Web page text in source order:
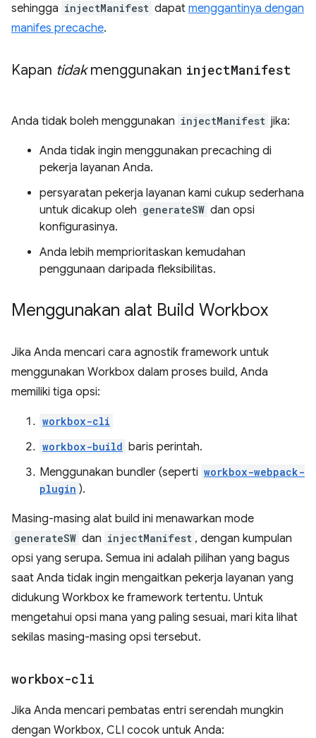
sehingga injectManifest dapat menggantinya dengan
manifes precache.
Kapan tidakmenggunakan injectManifest
Anda tidak boleh menggunakan injectManifest jika:
Anda tidak ingin menggunakan precaching di
pekerja layanan Anda.
persyaratan pekerja layanan kami cukup sederhana
untuk dicakup oleh generateSW dan opsi
konfigurasinya.
Anda lebih memprioritaskan kemudahan
penggunaan daripada fleksibilitas.
Menggunakan alat Build Workbox
Jika Anda mencari cara agnostik framework untuk
menggunakan Workbox dalam proses build, Anda
memiliki tiga opsi:
workbox-cli
workbox-build baris perintah.
Menggunakan bundler (seperti workbox-webpack-
plugin ).
Masing-masing alat build ini menawarkan mode
generateSW dan injectManifest , dengan kumpulan
opsi yang serupa. Semua ini adalah pilihan yang bagus
saat Anda tidak ingin mengaitkan pekerja layanan yang
didukung Workbox ke framework tertentu. Untuk
mengetahui opsi mana yang paling sesuai, mari kita lihat
sekilas masing-masing opsi tersebut.
workbox-cli
Jika Anda mencari pembatas entri serendah mungkin
dengan Workbox, CLI cocok untuk Anda: